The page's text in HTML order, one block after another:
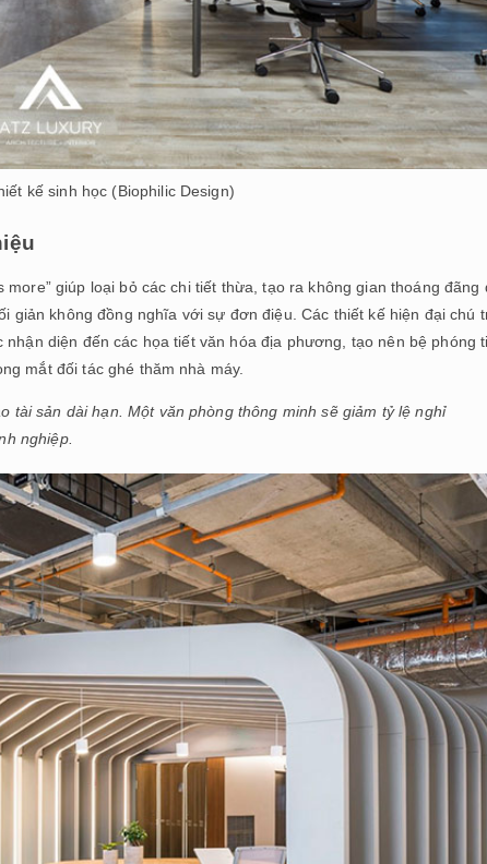
kế sinh học (Biophilic Design)
giúp loại bỏ các chi tiết thừa, tạo ra không gian thoáng đãng
giản không đồng nghĩa với sự đơn điệu. Các thiết kế hiện đại chú
diện đến các họa tiết văn hóa địa phương, tạo nên bệ phóng
mắt đối tác ghé thăm nhà máy.
tài sản dài hạn. Một văn phòng thông minh sẽ giảm tỷ lệ nghỉ
nghiệp.